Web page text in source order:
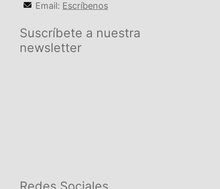
Email: Escríbenos
Suscríbete a nuestra
newsletter